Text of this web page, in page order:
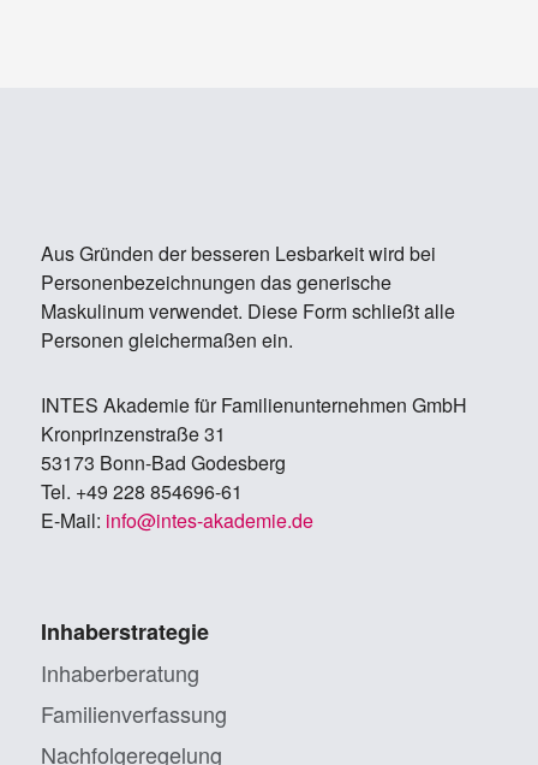
Aus Gründen der besseren Lesbarkeit wird bei
Personenbezeichnungen das generische
Maskulinum verwendet. Diese Form schließt alle
Personen gleichermaßen ein.
IN­TES Aka­de­mie für Fa­mi­li­en­un­ter­neh­men GmbH
Kron­prin­zen­stra­ße 31
53173 Bonn-Bad Go­des­berg
Tel. +49 228 854696-61
E-Mail: info@in­tes-aka­de­mie.de
Inhaberstrategie
Inhaberberatung
Familienverfassung
Nachfolgeregelung